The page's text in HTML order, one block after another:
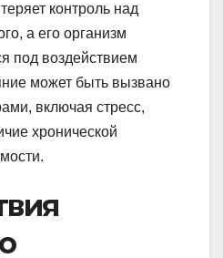
контроль над
а его организм
под воздействием
может быть вызвано
включая стресс,
хронической